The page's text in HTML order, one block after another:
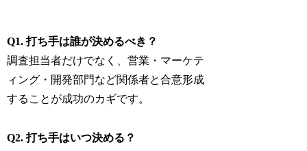
Q1. 打ち手は誰が決めるべき？
調査担当者だけでなく、営業・マーケテ
ィング・開発部門など関係者と合意形成
することが成功のカギです。
Q2. 打ち手はいつ決める？